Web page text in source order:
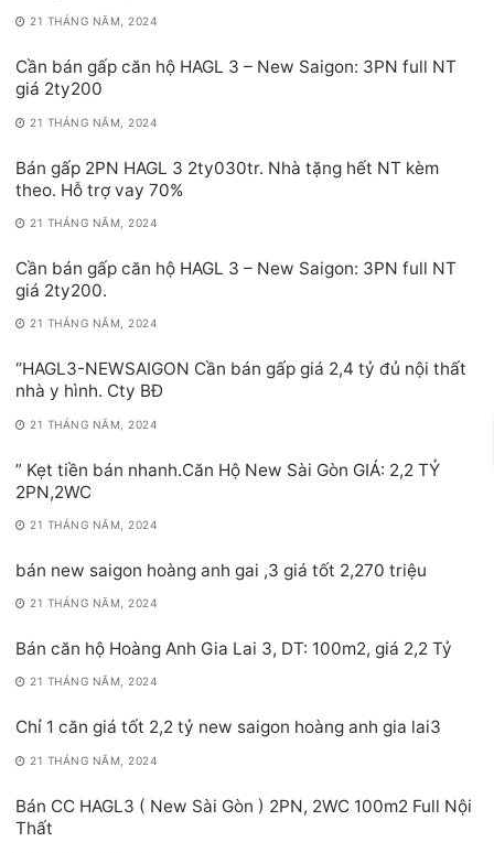
21 THÁNG NĂM, 2024
Cần bán gấp căn hộ HAGL 3 – New Saigon: 3PN full NT
giá 2ty200
21 THÁNG NĂM, 2024
Bán gấp 2PN HAGL 3 2ty030tr. Nhà tặng hết NT kèm
theo. Hỗ trợ vay 70%
21 THÁNG NĂM, 2024
Cần bán gấp căn hộ HAGL 3 – New Saigon: 3PN full NT
giá 2ty200.
21 THÁNG NĂM, 2024
“HAGL3-NEWSAIGON Cần bán gấp giá 2,4 tỷ đủ nội thất
nhà y hình. Cty BĐ
21 THÁNG NĂM, 2024
” Kẹt tiền bán nhanh.Căn Hộ New Sài Gòn GIÁ: 2,2 TỶ
2PN,2WC
21 THÁNG NĂM, 2024
bán new saigon hoàng anh gai ,3 giá tốt 2,270 triệu
21 THÁNG NĂM, 2024
Bán căn hộ Hoàng Anh Gia Lai 3, DT: 100m2, giá 2,2 Tỷ
21 THÁNG NĂM, 2024
Chỉ 1 căn giá tốt 2,2 tỷ new saigon hoàng anh gia lai3
21 THÁNG NĂM, 2024
Bán CC HAGL3 ( New Sài Gòn ) 2PN, 2WC 100m2 Full Nội
Thất